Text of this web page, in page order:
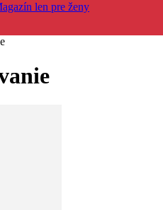
len pre ženy